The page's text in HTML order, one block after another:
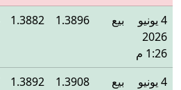
4 يونيو
2026
1:26 م
بيع 1.3896
1.3882
4 يونيو
بيع 1.3908
1.3892